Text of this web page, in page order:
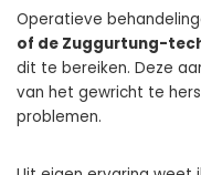
Operatieve
of de Zuggurtung-
dit te bereiken. Deze
van het gewricht te
problemen.